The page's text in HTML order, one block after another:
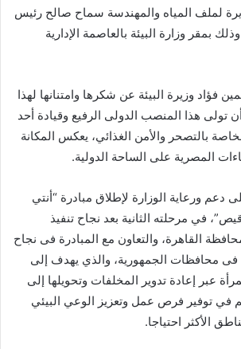
لملف المياه والمهندسة سماح صالح رئيس
بمقر وزارة البيئة بالعاصمة الإدارية
فؤاد وزيرة البيئة عن شكرها وامتنانها لهذا
تولى هذا المنصب الدولى الرفيع وقيادة أحد
بالتصحر والأمن الغذائي، يعكس المكانة
المصرية على الساحة الدولية.
دعم ورعاية الوزارة لإطلاق مبادرة “أنتي
في مرحلته الثانية بعد نجاح تنفيذ
القاهرة، والتعاون مع المبادرة فى نجاح
فى محافظات الجمهورية، والذي يهدف إلى
عبر إعادة تدوير المخلفات وتحويلها إلى
في توفير فرص عمل وتعزيز الوعي البيئي
الأكثر احتياجا.